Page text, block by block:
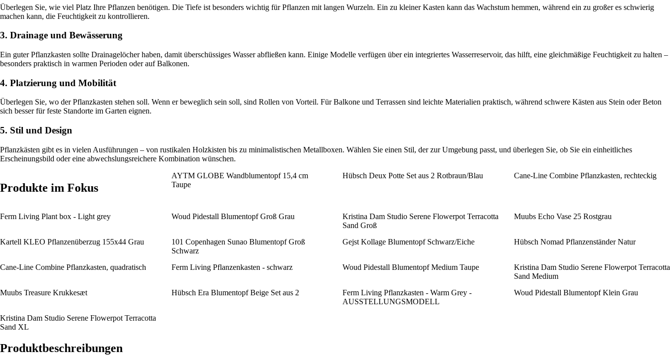
Überlegen Sie, wie viel Platz Ihre Pflanzen benötigen. Die Tiefe ist besonders wichtig für Pflanzen mit langen Wurzeln. Ein zu kleiner Kasten kann das Wachstum hemmen, während ein zu großer es schwierig
machen kann, die Feuchtigkeit zu kontrollieren.
3. Drainage und Bewässerung
Ein guter Pflanzkasten sollte Drainagelöcher haben, damit überschüssiges Wasser abfließen kann. Einige Modelle verfügen über ein integriertes Wasserreservoir, das hilft, eine gleichmäßige Feuchtigkeit zu halten –
besonders praktisch in warmen Perioden oder auf Balkonen.
4. Platzierung und Mobilität
Überlegen Sie, wo der Pflanzkasten stehen soll. Wenn er beweglich sein soll, sind Rollen von Vorteil. Für Balkone und Terrassen sind leichte Materialien praktisch, während schwere Kästen aus Stein oder Beton
sich besser für feste Standorte im Garten eignen.
5. Stil und Design
Pflanzkästen gibt es in vielen Ausführungen – von rustikalen Holzkisten bis zu minimalistischen Metallboxen. Wählen Sie einen Stil, der zur Umgebung passt, und überlegen Sie, ob Sie ein einheitliches
Erscheinungsbild oder eine abwechslungsreichere Kombination wünschen.
Produkte im Fokus
AYTM GLOBE Wandblumentopf 15,4 cm
Taupe
Hübsch Deux Potte Set aus 2 Rotbraun/Blau Cane-Line Combine Pflanzkasten, rechteckig
Ferm Living Plant box - Light grey Woud Pidestall Blumentopf Groß Grau
Kristina Dam Studio Serene Flowerpot Terracotta
Sand Groß
Muubs Echo Vase 25 Rostgrau
Kartell KLEO Pflanzenüberzug 155x44 Grau
101 Copenhagen Sunao Blumentopf Groß
Schwarz
Gejst Kollage Blumentopf Schwarz/Eiche Hübsch Nomad Pflanzenständer Natur
Cane-Line Combine Pflanzkasten, quadratisch Ferm Living Pflanzenkasten - schwarz Woud Pidestall Blumentopf Medium Taupe
Kristina Dam Studio Serene Flowerpot Terracotta
Sand Medium
Muubs Treasure Krukkesæt
Hübsch Era Blumentopf Beige Set aus 2
Ferm Living Pflanzkasten - Warm Grey -
AUSSTELLUNGSMODELL
Woud Pidestall Blumentopf Klein Grau
Kristina Dam Studio Serene Flowerpot Terracotta
Sand XL
Produktbeschreibungen